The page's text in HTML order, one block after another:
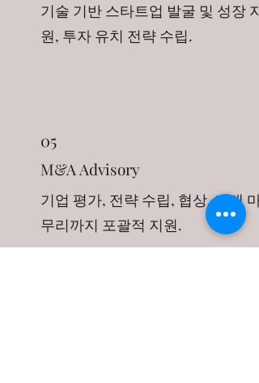
기술 기반 스타트업 발굴 및 성장 지
원, 투자 유치 전략 수립.
05
M&A Advisory
기업 평가, 전략 수립, 협상, 거래 마
무리까지 포괄적 지원.